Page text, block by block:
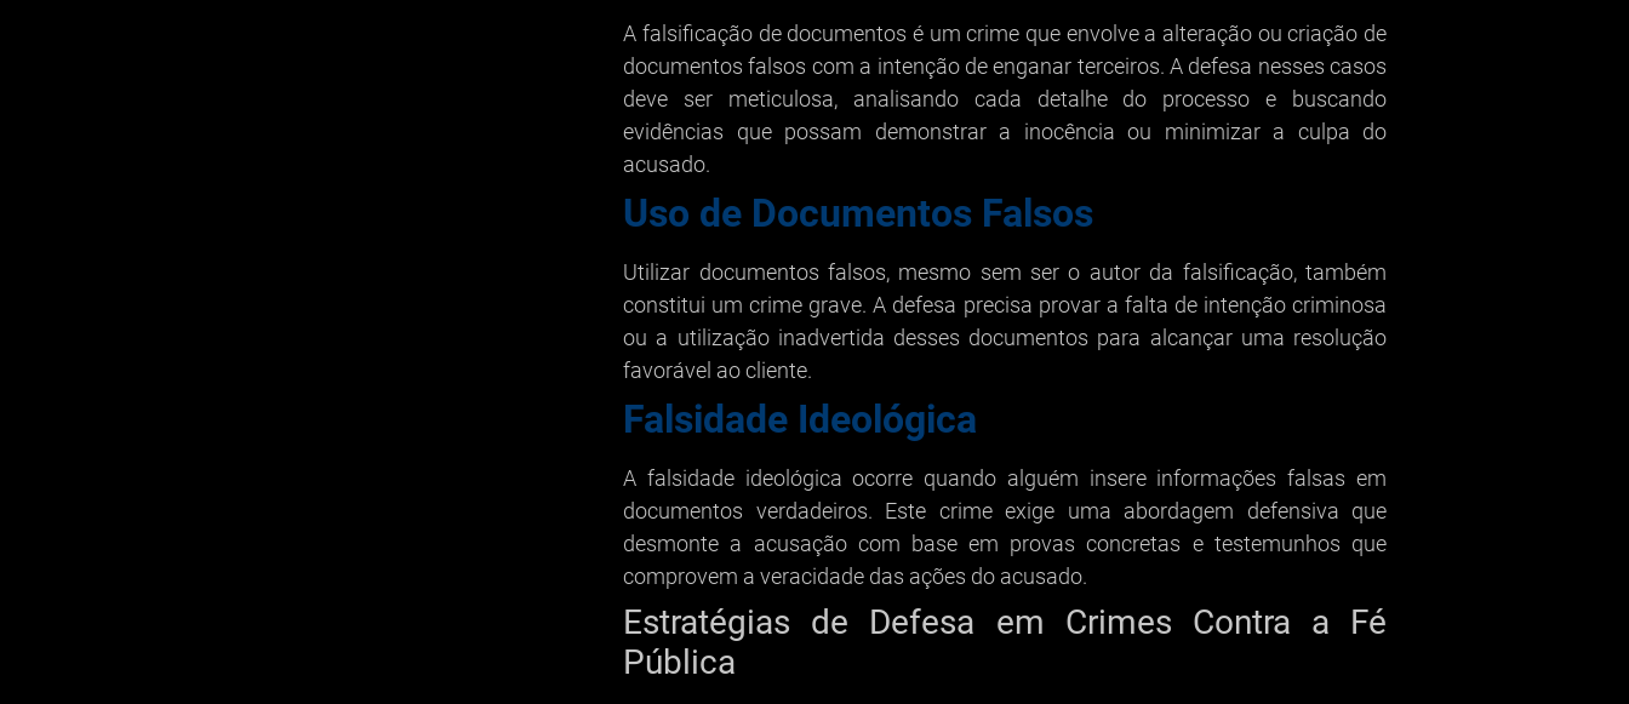
A falsificação de documentos é um crime que envolve a alteração ou criação de
documentos falsos com a intenção de enganar terceiros. A defesa nesses casos
deve ser meticulosa, analisando cada detalhe do processo e buscando
evidências que possam demonstrar a inocência ou minimizar a culpa do
acusado.
Uso de Documentos Falsos
Utilizar documentos falsos, mesmo sem ser o autor da falsificação, também
constitui um crime grave. A defesa precisa provar a falta de intenção criminosa
ou a utilização inadvertida desses documentos para alcançar uma resolução
favorável ao cliente.
Falsidade Ideológica
A falsidade ideológica ocorre quando alguém insere informações falsas em
documentos verdadeiros. Este crime exige uma abordagem defensiva que
desmonte a acusação com base em provas concretas e testemunhos que
comprovem a veracidade das ações do acusado.
Estratégias de Defesa em Crimes Contra a Fé
Pública